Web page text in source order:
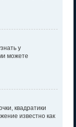
у
можете
квадратики
известно как